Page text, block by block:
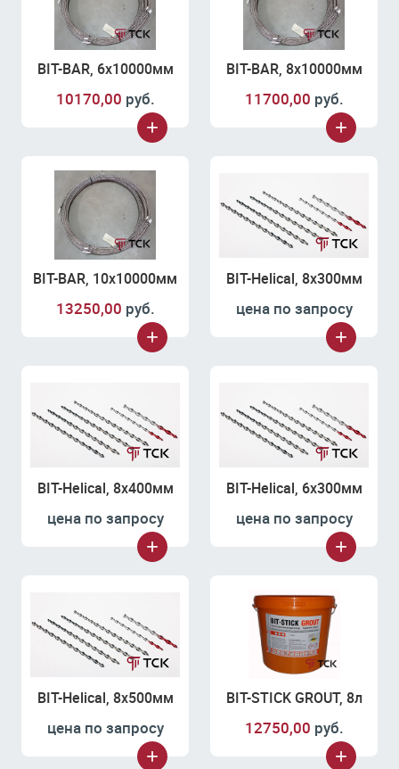
BIT-BAR, 6х10000мм
10170,00 руб.
BIT-BAR, 8х10000мм
11700,00 руб.
BIT-BAR, 10х10000мм
13250,00 руб.
BIT-Helical, 8х300мм
цена по запросу
BIT-Helical, 8х400мм
цена по запросу
BIT-Helical, 6х300мм
цена по запросу
BIT-Helical, 8х500мм
цена по запросу
BIT-STICK GROUT, 8л
12750,00 руб.